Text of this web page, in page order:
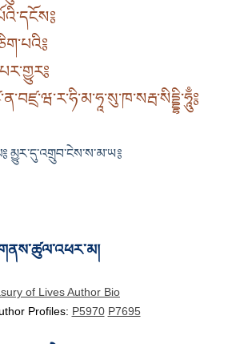
མྱུར་དུ་འགྲུབ་ངེས་ས་མ་ཡ༔
of Lives Author Bio
Profiles: P5970 P7695